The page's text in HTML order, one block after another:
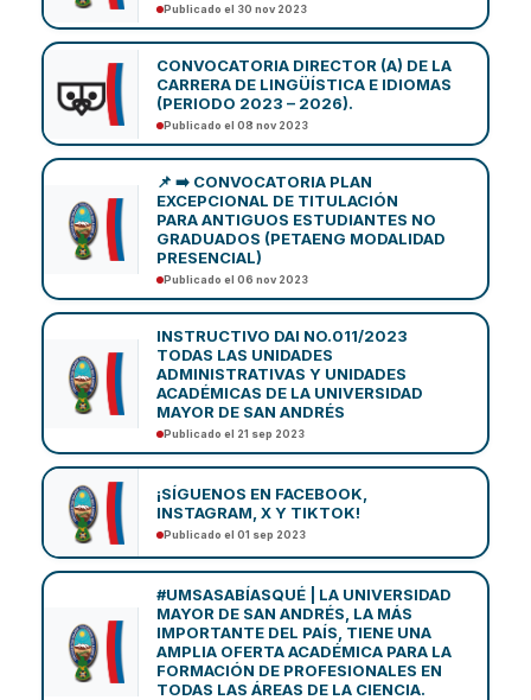
Publicado el 30 nov 2023
CONVOCATORIA DIRECTOR (A) DE LA
CARRERA DE LINGÜÍSTICA E IDIOMAS
(PERIODO 2023 – 2026).
Publicado el 08 nov 2023
📌 ➡️ CONVOCATORIA PLAN
EXCEPCIONAL DE TITULACIÓN
PARA ANTIGUOS ESTUDIANTES NO
GRADUADOS (PETAENG MODALIDAD
PRESENCIAL)
Publicado el 06 nov 2023
INSTRUCTIVO DAI NO.011/2023
TODAS LAS UNIDADES
ADMINISTRATIVAS Y UNIDADES
ACADÉMICAS DE LA UNIVERSIDAD
MAYOR DE SAN ANDRÉS
Publicado el 21 sep 2023
¡SÍGUENOS EN FACEBOOK,
INSTAGRAM, X Y TIKTOK!
Publicado el 01 sep 2023
#UMSASABÍASQUÉ | LA UNIVERSIDAD
MAYOR DE SAN ANDRÉS, LA MÁS
IMPORTANTE DEL PAÍS, TIENE UNA
AMPLIA OFERTA ACADÉMICA PARA LA
FORMACIÓN DE PROFESIONALES EN
TODAS LAS ÁREAS DE LA CIENCIA.